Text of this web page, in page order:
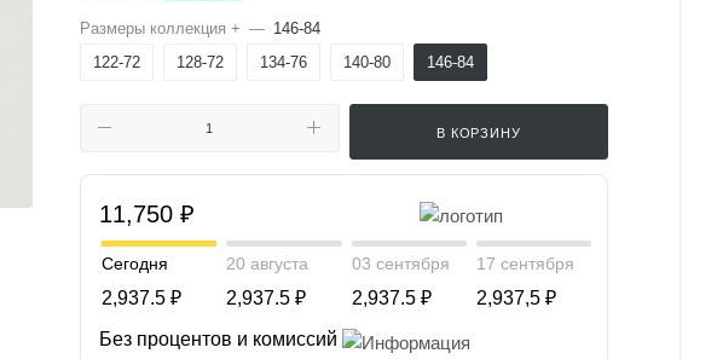
Размеры коллекция + — 146-84
122-72
128-72 134-76 140-80 146-84
В КОРЗИНУ
11,750 ₽
Сегодня
2,937.5 ₽
20 августа
2,937.5 ₽
03 сентября
2,937.5 ₽
17 сентября
2,937,5 ₽
Без процентов и комиссий